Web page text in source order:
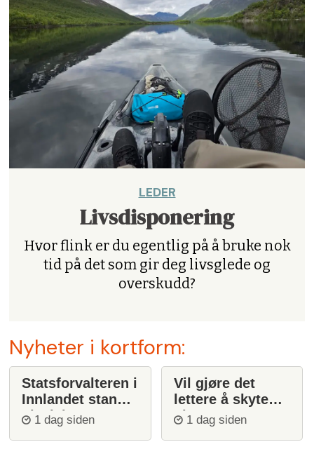
LEDER
Livsdisponering
Hvor flink er du egentlig på å bruke nok
tid på det som gir deg livsglede og
overskudd?
Nyheter i kortform:
Statsforvalteren i
Innlandet stanser
ulvejakt
1 dag siden
Vil gjøre det
lettere å skyte
ulv1 dag siden